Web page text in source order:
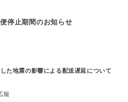
停止期間のお知らせ
た地震の影響による配送遅延について
報